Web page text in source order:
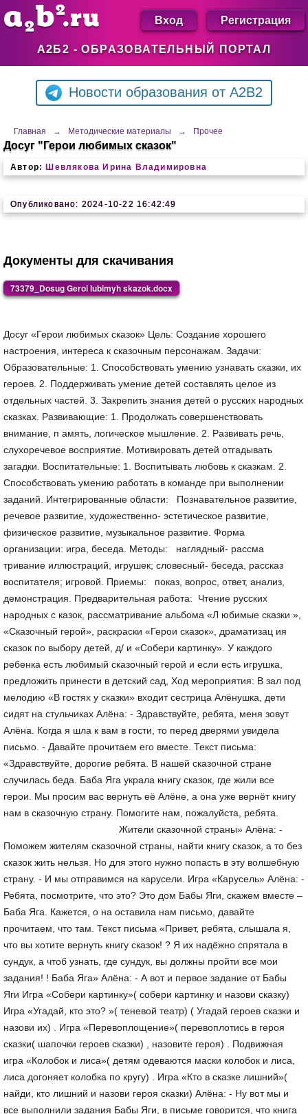
А2Б2 - ОБРАЗОВАТЕЛЬНЫЙ ПОРТАЛ
Вход Регистрация
Новости образования от A2B2
Главная → Методические материалы → Прочее
Досуг "Герои любимых сказок"
Автор: Шевлякова Ирина Владимировна
Опубликовано: 2024-10-22 16:42:49
Документы для скачивания
73379_Dosug Geroi lubimyh skazok.docx
Досуг «Герои любимых сказок» Цель: Создание хорошего
настроения, интереса к сказочным персонажам. Задачи:
Образовательные: 1. Способствовать умению узнавать сказки, их
героев. 2. Поддерживать умение детей составлять целое из
отдельных частей. 3. Закрепить знания детей о русских народных
сказках. Развивающие: 1. Продолжать совершенствовать
внимание, п амять, логическое мышление. 2. Развивать речь,
слухоречевое восприятие. Мотивировать детей отгадывать
загадки. Воспитательные: 1. Воспитывать любовь к сказкам. 2.
Способствовать умению работать в команде при выполнении
заданий. Интегрированные области: Познавательное развитие,
речевое развитие, художественно- эстетическое развитие,
физическое развитие, музыкальное развитие. Форма
организации: игра, беседа. Методы: наглядный- рассма
тривание иллюстраций, игрушек; словесный- беседа, рассказ
воспитателя; игровой. Приемы: показ, вопрос, ответ, анализ,
демонстрация. Предварительная работа: Чтение русских
народных с казок, рассматривание альбома «Л юбимые сказки »,
«Сказочный герой», раскраски «Герои сказок», драматизац ия
сказок по выбору детей, д/ и «Собери картинку». У каждого
ребенка есть любимый сказочный герой и если есть игрушка,
предложить принести в детский сад, Ход мероприятия: В зал под
мелодию «В гостях у сказки» входит сестрица Алёнушка, дети
сидят на стульчиках Алёна: - Здравствуйте, ребята, меня зовут
Алёна. Когда я шла к вам в гости, то перед дверями увидела
письмо. - Давайте прочитаем его вместе. Текст письма:
«Здравствуйте, дорогие ребята. В нашей сказочной стране
случилась беда. Баба Яга украла книгу сказок, где жили все
герои. Мы просим вас вернуть её Алёне, а она уже вернёт книгу
нам в сказочную страну. Помогите нам, пожалуйста, ребята.
Жители сказочной страны» Алёна: -
Поможем жителям сказочной страны, найти книгу сказок, а то без
сказок жить нельзя. Но для этого нужно попасть в эту волшебную
страну. - И мы отправимся на карусели. Игра «Карусель» Алёна: -
Ребята, посмотрите, что это? Это дом Бабы Яги, скажем вместе –
Баба Яга. Кажется, о на оставила нам письмо, давайте
прочитаем, что там. Текст письма «Привет, ребята, слышала я,
что вы хотите вернуть книгу сказок! ? Я их надёжно спрятала в
сундук, а чтоб узнать, где сундук, вы должны пройти все мои
задания! ! Баба Яга» Алёна: - А вот и первое задание от Бабы
Яги Игра «Собери картинку»( собери картинку и назови сказку)
Игра «Угадай, кто это? »( теневой театр) ( Угадай героев сказки и
назови их) . Игра «Перевоплощение»( перевоплотись в героя
сказки( шапочки героев сказки) , назовите героя) . Подвижная
игра «Колобок и лиса»( детям одеваются маски колобок и лиса,
лиса догоняет колобка по кругу) . Игра «Кто в сказке лишний»(
найди, кто лишний и назови героя сказки) Алёна: - Ну вот мы и
все выполнили задания Бабы Яги, в письме говорится, что книга